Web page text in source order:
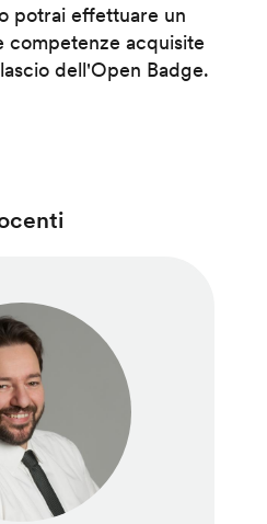
potrai effettuare un
acquisite
dell'Open Badge.